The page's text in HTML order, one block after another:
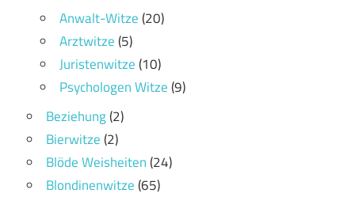
Anwalt-Witze(20)
Arztwitze(5)
Juristenwitze(10)
Psychologen Witze(9)
Beziehung(2)
Bierwitze(2)
Blöde Weisheiten(24)
Blondinenwitze(65)